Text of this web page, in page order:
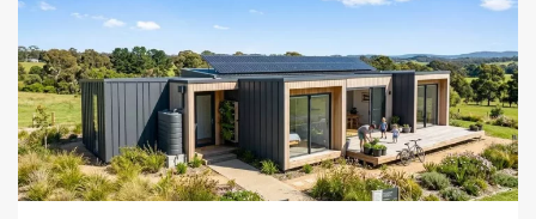
5 min odczytu